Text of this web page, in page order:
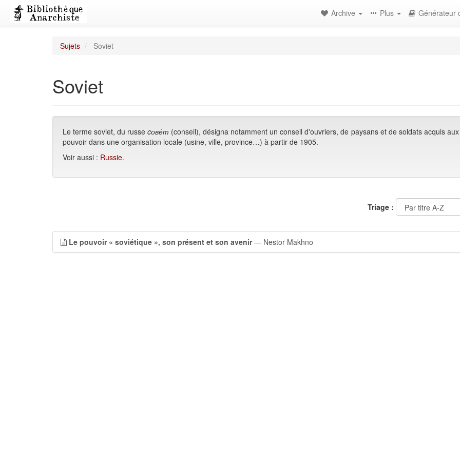
Archive Plus Générateur
Sujets Soviet
Soviet
Le terme soviet, du russecове́т (conseil), désigna notamment un conseil d'ouvriers, de paysans et de soldats acquis
pouvoir dans une organisation locale (usine, ville, province…) à partir de 1905.
Voir aussi : Russie.
Triage :
Le pouvoir « soviétique », son présent et son avenir— Nestor Makhno